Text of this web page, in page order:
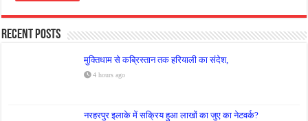
Recent Posts
मुक्तिधाम से कब्रिस्तान तक हरियाली का संदेश,
4 hours ago
नरहरपुर इलाके में सक्रिय हुआ लाखों का जुए का नेटवर्क?